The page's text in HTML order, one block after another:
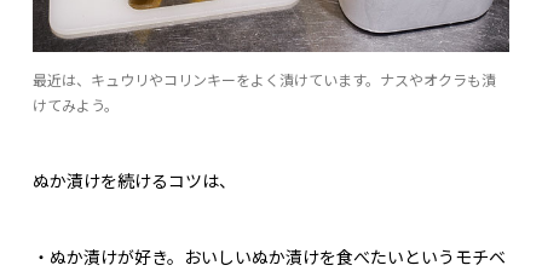
最近は、キュウリやコリンキーをよく漬けています。ナスやオクラも漬
けてみよう。
ぬか漬けを続けるコツは、
・ぬか漬けが好き。おいしいぬか漬けを食べたいというモチベ